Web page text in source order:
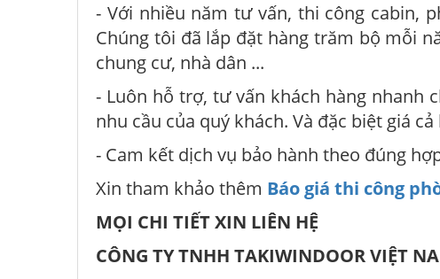
- Với nhiều năm tư vấn, thi công cabin,
Chúng tôi đã lắp đặt hàng trăm bộ mỗi
chung cư, nhà dân ...
- Luôn hỗ trợ, tư vấn khách hàng nhanh
nhu cầu của quý khách. Và đặc biệt giá
- Cam kết dịch vụ bảo hành theo đúng
Xin tham khảo thêm Báo giá thi công
MỌI CHI TIẾT XIN LIÊN HỆ
CÔNG TY TNHH TAKIWINDOOR VIỆT